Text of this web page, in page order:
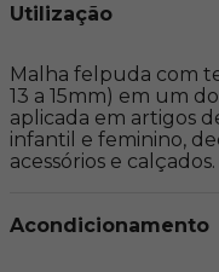
Utilização
Malha felpuda com
13 a 15mm) em um
aplicada em artigos
infantil e feminino,
acessórios e calçados.
Acondicionamento